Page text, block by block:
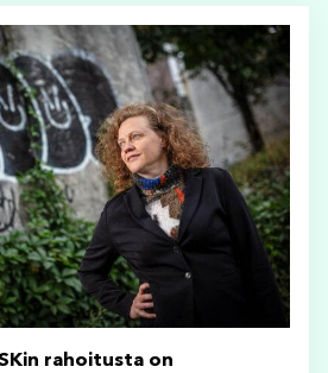
rahoitusta on